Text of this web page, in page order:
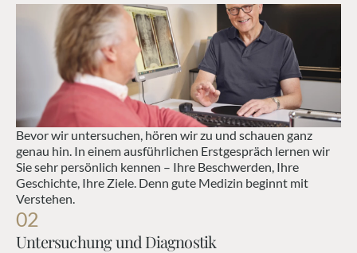
02
Untersuchung und Diagnostik
Bevor wir untersuchen, hören wir zu und schauen ganz
genau hin. In einem ausführlichen Erstgespräch lernen wir
Sie sehr persönlich kennen – Ihre Beschwerden, Ihre
Geschichte, Ihre Ziele. Denn gute Medizin beginnt mit
Verstehen.